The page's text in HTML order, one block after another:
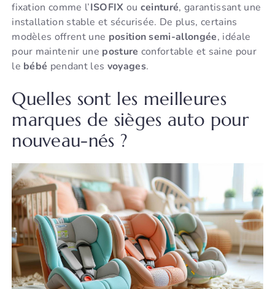
fixation comme l’ISOFIX ou ceinturé, garantissant une
installation stable et sécurisée. De plus, certains
modèles offrent une position semi-allongée, idéale
pour maintenir une posture confortable et saine pour
le bébé pendant les voyages.
Quelles sont les meilleures
marques de sièges auto pour
nouveau-nés ?